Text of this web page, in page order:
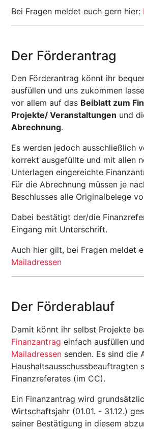
Bei Fragen meldet euch gern hier:
Der Förderantrag
Den Förderantrag könnt ihr
ausfüllen und uns zukommen
vor allem auf das Beiblatt zum
Projekte/ Veranstaltungen und
Abrechnung.
Es werden jedoch ausschließlich
korrekt ausgefüllte und mit allen
Unterlagen eingereichte
Für die Abrechnung müssen je
Beschlusses alle Originalbelege
Dabei bestätigt der/die
Eingang mit Unterschrift.
Auch hier gilt, bei Fragen meldet
Mailadressen
Der Förderablauf
Damit könnt ihr selbst Projekte
Finanzantrag einfach ausfüllen
Mailadressen senden. Es sind die
Haushaltsausschussbeauftragten
Finanzreferates (im CC).
Ein Finanzantrag wird
Wirtschaftsjahr (01.01. - 31.12.)
seiner Bestätigung in diesem